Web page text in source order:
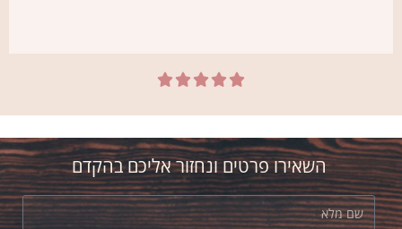
גיא
פרחים יפה ובדיוק בשעה שהיא נמצאת בבית.
הכל היה בול!





השאירו פרטים ונחזור אליכם בהקדם